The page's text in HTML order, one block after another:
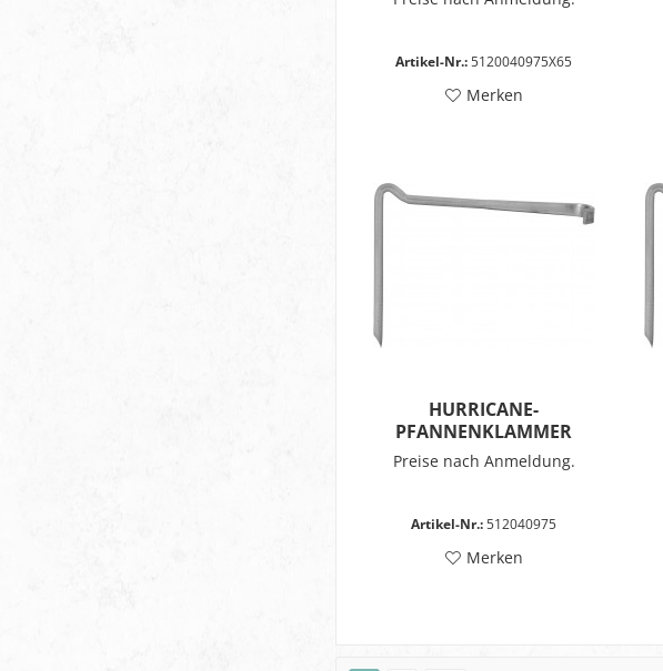
Artikel-Nr.:5120040975X65
Merken
HURRICANE-
PFANNENKLAMMER
Preise nach Anmeldung.
Artikel-Nr.:512040975
Merken